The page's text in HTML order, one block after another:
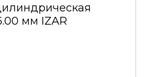
мм IZAR